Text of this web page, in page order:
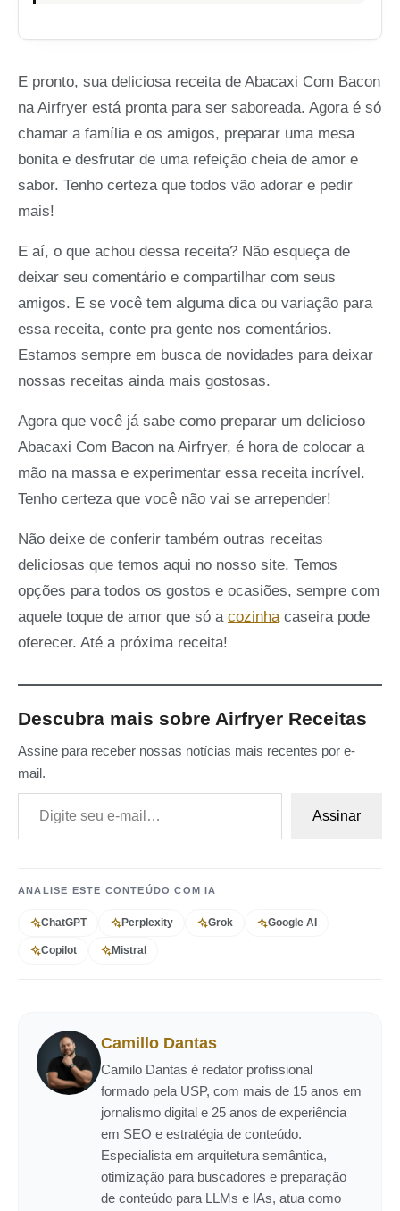
E pronto, sua deliciosa receita de Abacaxi Com Bacon
na Airfryer está pronta para ser saboreada. Agora é só
chamar a família e os amigos, preparar uma mesa
bonita e desfrutar de uma refeição cheia de amor e
sabor. Tenho certeza que todos vão adorar e pedir
mais!
E aí, o que achou dessa receita? Não esqueça de
deixar seu comentário e compartilhar com seus
amigos. E se você tem alguma dica ou variação para
essa receita, conte pra gente nos comentários.
Estamos sempre em busca de novidades para deixar
nossas receitas ainda mais gostosas.
Agora que você já sabe como preparar um delicioso
Abacaxi Com Bacon na Airfryer, é hora de colocar a
mão na massa e experimentar essa receita incrível.
Tenho certeza que você não vai se arrepender!
Não deixe de conferir também outras receitas
deliciosas que temos aqui no nosso site. Temos
opções para todos os gostos e ocasiões, sempre com
aquele toque de amor que só a cozinhacaseira pode
oferecer. Até a próxima receita!
Descubra mais sobre Airfryer Receitas
Assine para receber nossas notícias mais recentes por e-
mail.
Digite seu e-mail…
Assinar
ANALISE ESTE CONTEÚDO COM IA
ChatGPT Perplexity Grok Google AI
Copilot Mistral
Camillo Dantas
Camilo Dantas é redator profissional
formado pela USP, com mais de 15 anos em
jornalismo digital e 25 anos de experiência
em SEO e estratégia de conteúdo.
Especialista em arquitetura semântica,
otimização para buscadores e preparação
de conteúdo para LLMs e IAs, atua como